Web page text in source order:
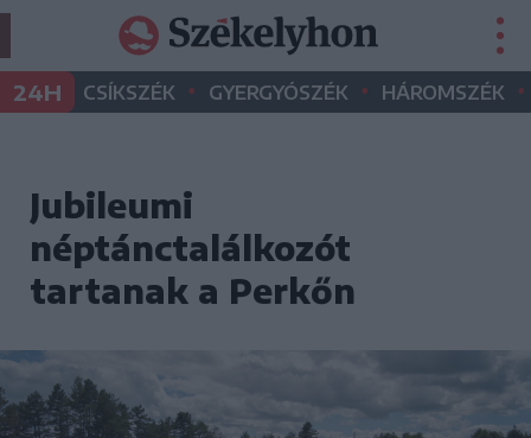
24H CSÍKSZÉK • GYERGYÓSZÉK • HÁROMSZÉK •
Jubileumi
néptánctalálkozót
tartanak a Perkőn